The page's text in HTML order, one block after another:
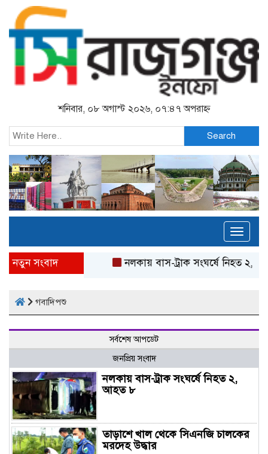
শনিবার, ০৮ অগাস্ট ২০২৬, ০৭:৪৭ অপরাহ্ন
Search
নতুন সংবাদ নলকায় বাস-ট্রাক সংঘর্ষে নিহত ২,
গবাদিপশু
সর্বশেষ আপডেট
জনপ্রিয় সংবাদ
নলকায় বাস-ট্রাক সংঘর্ষে নিহত ২,
আহত ৮
তাড়াশে খাল থেকে সিএনজি চালকের
মরদেহ উদ্ধার